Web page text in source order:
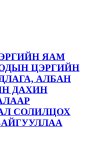
ЯАМ
ЦЭРГИЙН
АЛБАН
ДАХИН
СОЛИЛЦОХ